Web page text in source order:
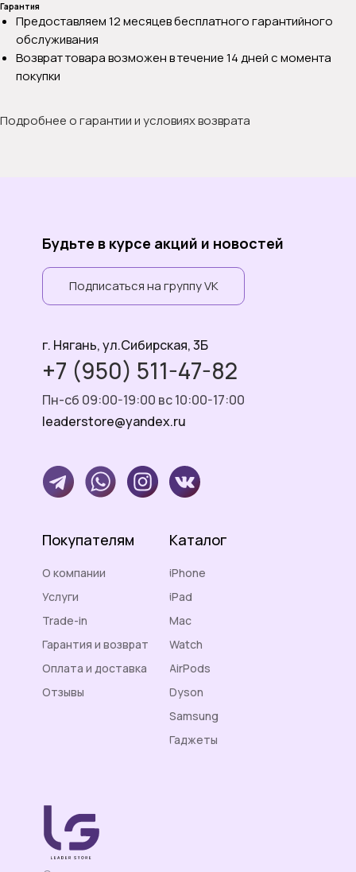
Гарантия
Предоставляем 12 месяцев бесплатного гарантийного
обслуживания
Возврат товара возможен в течение 14 дней с момента
покупки
Подробнее о гарантии и условиях возврата
О компании
Будьте в курсе акций и новостей
Услуги
Trade-in
Гарантия и возврат
Оплата и доставка
г. Нягань, ул.Сибирская, 3Б
Отзывы
+7 (950) 511-47-82
Пн-сб 09:00-19:00 вс 10:00-17:00
Покупателям
leaderstore@yandex.ru
iPhone
iPad
Mac
Watch
AirPods
Каталог
Подписаться на группу VK
Samsung
Гаджеты
Dyson